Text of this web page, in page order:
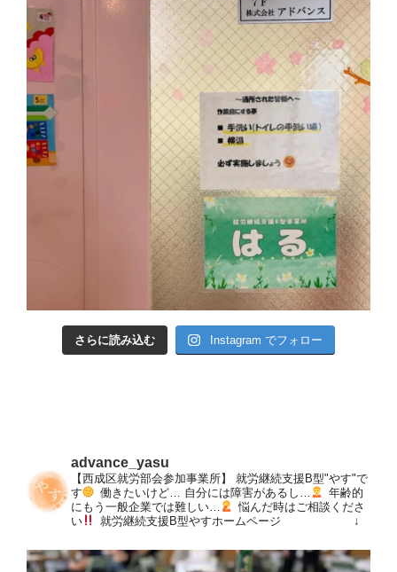
さらに読み込む Instagram でフォロー
advance_yasu
【西成区就労部会参加事業所】
就労継続支援B型"やす"で
す
働きたいけど… 自分には障害があるし…
年齢的
にもう一般企業では難しい…
悩んだ時はご相談くださ
い
就労継続支援B型やすホームページ ↓